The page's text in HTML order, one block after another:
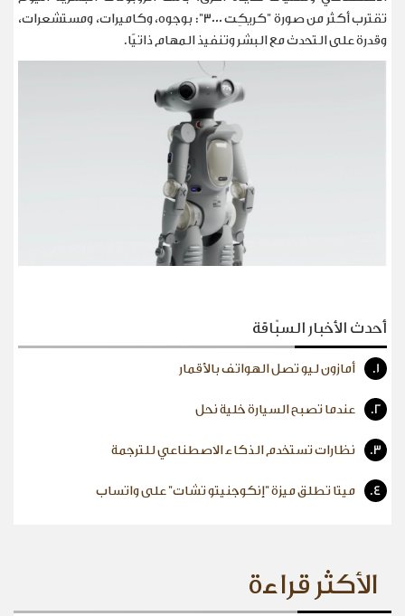
تقترب أكثر من صورة "كريكِت 3000": بوجوه، وكاميرات، ومستشعرات،
وقدرة على التحدث مع البشر وتنفيذ المهام ذاتيًا.
أحدث الأخبار السبّاقة
1. أمازون ليو تصل الهواتف بالأقمار
2. عندما تصبح السيارة خلية نحل
3. نظارات تستخدم الذكاء الاصطناعي للترجمة
4. ميتا تطلق ميزة "إنكوجنيتو تشات" على واتساب
الأكثر قراءة